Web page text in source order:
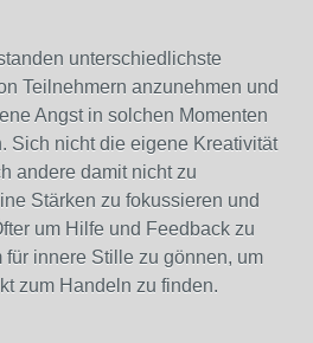
unterschiedlichste
Teilnehmern anzunehmen und
Angst in solchen Momenten
Sich nicht die eigene Kreativität
andere damit nicht zu
Stärken zu fokussieren und
um Hilfe und Feedback zu
für innere Stille zu gönnen, um
zum Handeln zu finden.